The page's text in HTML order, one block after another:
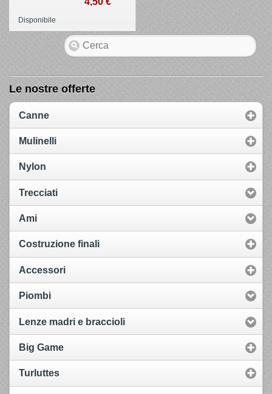
Disponibile
Le nostre offerte
Canne
Mulinelli
Nylon
Trecciati
Ami
Costruzione finali
Accessori
Piombi
Lenze madri e braccioli
Big Game
Turluttes